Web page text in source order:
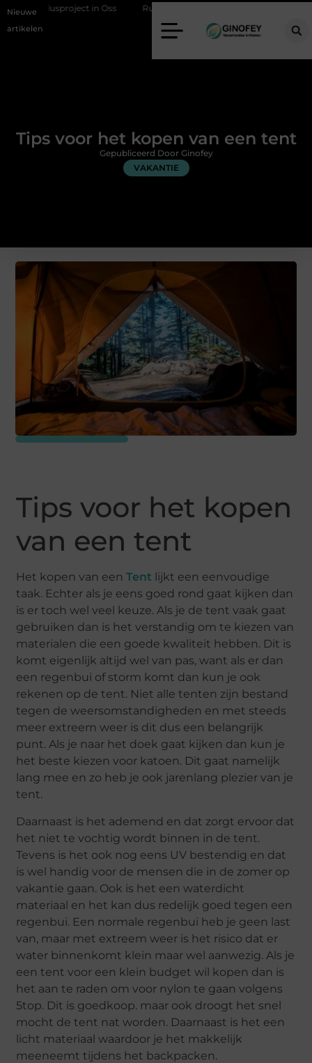
Nieuwe
artikelen
in Oss Ruimte winnen in de slaapkamer met een boxspring
Tips voor het kopen van een tent
VAKANTIE
Gepubliceerd Door Ginofey
Tips voor het kopen
van een tent
Het kopen van eenTent lijkt een eenvoudige
taak. Echter als je eens goed rond gaat kijken dan
is er toch wel veel keuze. Als je de tent vaak gaat
gebruiken dan is het verstandig om te kiezen van
materialen die een goede kwaliteit hebben. Dit is
komt eigenlijk altijd wel van pas, want als er dan
een regenbui of storm komt dan kun je ook
rekenen op de tent. Niet alle tenten zijn bestand
tegen de weersomstandigheden en met steeds
meer extreem weer is dit dus een belangrijk
punt. Als je naar het doek gaat kijken dan kun je
het beste kiezen voor katoen. Dit gaat namelijk
lang mee en zo heb je ook jarenlang plezier van je
tent.
Daarnaast is het ademend en dat zorgt ervoor dat
het niet te vochtig wordt binnen in de tent.
Tevens is het ook nog eens UV bestendig en dat
is wel handig voor de mensen die in de zomer op
vakantie gaan. Ook is het een waterdicht
materiaal en het kan dus redelijk goed tegen een
regenbui. Een normale regenbui heb je geen last
van, maar met extreem weer is het risico dat er
water binnenkomt klein maar wel aanwezig. Als je
een tent voor een klein budget wil kopen dan is
het aan te raden om voor nylon te gaan volgens
5top. Dit is goedkoop. maar ook droogt het snel
mocht de tent nat worden. Daarnaast is het een
licht materiaal waardoor je het makkelijk
meeneemt tijdens het backpacken.